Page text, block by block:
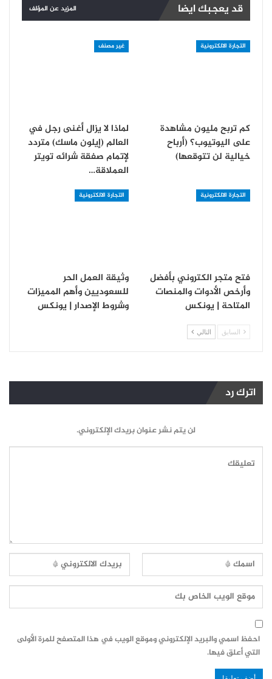
قد يعجبك ايضا المزيد عن المؤلف
التجارة الالكترونية
كم تربح مليون مشاهدة
على اليوتيوب؟ (أرباح
خيالية لن تتوقعها)
غير مصنف
لماذا لا يزال أغنى رجل في
العالم (إيلون ماسك) متردد
لإتمام صفقة شرائه تويتر
العملاقة…
التجارة الالكترونية
فتح متجر الكتروني بأفضل
وأرخص الأدوات والمنصات
المتاحة | يونكس
التجارة الالكترونية
وثيقة العمل الحر
للسعوديين وأهم المميزات
وشروط الإصدار | يونكس
السابق التالي
اترك رد
لن يتم نشر عنوان بريدك الإلكتروني.
احفظ اسمي والبريد الإلكتروني وموقع الويب في هذا المتصفح للمرة الأولى
التي أعلق فيها.